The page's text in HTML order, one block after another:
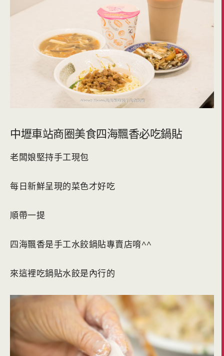
中壢車站商圈美食四海飄香必吃鍋貼
老闆娘堅持手工現包
每日新鮮呈現的菜色才好吃
順帶一提
四海飄香是手工水餃鍋貼專賣店唷^^
來這裡吃鍋貼水餃是內行的